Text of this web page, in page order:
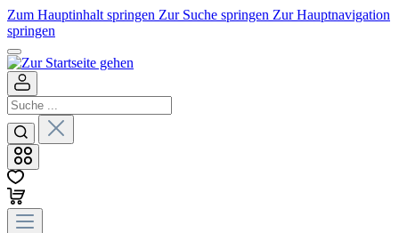
Zum Hauptinhalt springen Zur Suche springen Zur Hauptnavigation
springen